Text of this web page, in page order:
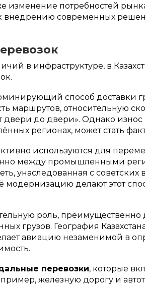
изменение потребностей
внедрению современных
в инфраструктуре, в
способ доставки
маршрутов, относительную
двери до двери». Однако
регионах, может стать
используются для
между промышленными
унаследованная с советских
модернизацию делают этот
роль, преимущественно
грузов. География
авиацию незаменимой в
перевозки, которые
железную дорогу и